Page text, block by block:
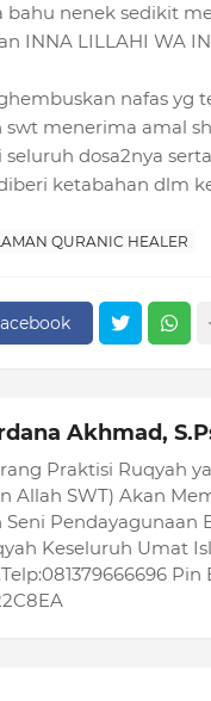
bahu nenek sedikit
INNA LILLAHI WA
nafas yg
swt menerima amal
dosa2nya
ketabahan dlm
QURANIC HEALER
Akhmad,
Praktisi Ruqyah
Allah SWT) Akan
Seni Pendayagunaan
Keseluruh Umat
Pin